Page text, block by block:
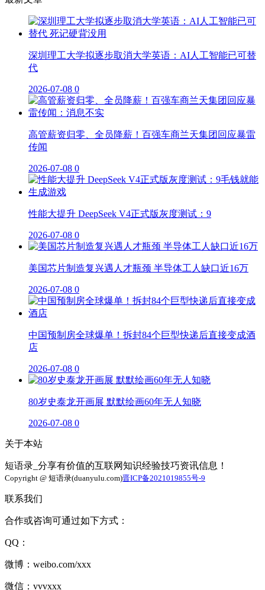
深圳理工大学拟逐步取消大学英语：AI人工智能已可替
代
2026-07-08 0
高管薪资归零、全员降薪！百强车商兰天集团回应暴雷
传闻
2026-07-08 0
性能大提升 DeepSeek V4正式版灰度测试：9
2026-07-08 0
美国芯片制造复兴遇人才瓶颈 半导体工人缺口近16万
2026-07-08 0
中国预制房全球爆单！拆封84个巨型快递后直接变成酒
店
2026-07-08 0
80岁史泰龙开画展 默默绘画60年无人知晓
2026-07-08 0
关于本站
短语录_分享有价值的互联网知识经验技巧资讯信息！
Copyright @ 短语录(duanyulu.com)晋ICP备2021019855号-9
联系我们
合作或咨询可通过如下方式：
QQ：
微博：weibo.com/xxx
微信：vvvxxx